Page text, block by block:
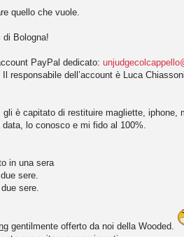
quello che vuole.
Bologna!
PayPal dedicato:
responsabile dell’account è Luca
è capitato di restituire magliette, iphone,
lo conosco e mi fido al 100%.
in una sera
sere.
sere.
gentilmente offerto da noi della Wooded.